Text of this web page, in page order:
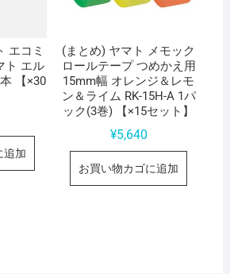
エコミ
ト エル
【×30
追加
(まとめ) ヤマト メモック
ロールテープ つめかえ用
15mm幅 オレンジ＆レモ
ン＆ライム RK-15H-A 1パ
ック(3巻) 【×15セット】
¥5,640
お買い物カゴに追加